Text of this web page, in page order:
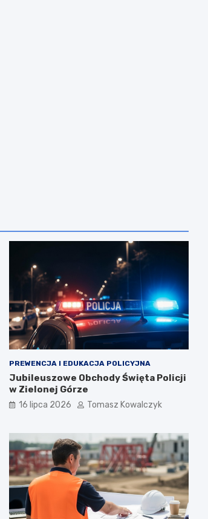
PREWENCJA I EDUKACJA POLICYJNA
Jubileuszowe Obchody Święta Policji
w Zielonej Górze
16 lipca 2026 Tomasz Kowalczyk